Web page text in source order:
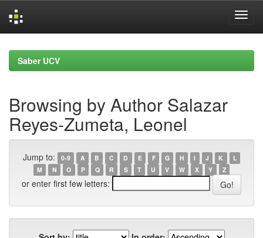
navigationSaber UCV
Browsing by Author Salazar
Reyes-Zumeta, Leonel
Jump to: 0-9 A B C D E F G H I J K
L
M
N O P Q R S T U V W X Y Z
or enter first few letters: